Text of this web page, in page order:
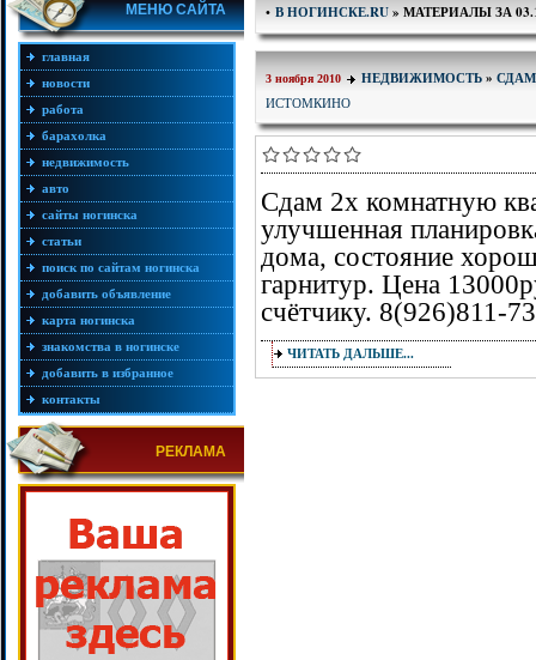
МЕНЮ САЙТА
главная
новости
работа
барахолка
недвижимость
авто
сайты ногинска
статьи
поиск по сайтам ногинска
добавить объявление
карта ногинска
знакомства в ногинске
добавить в избранное
контакты
РЕКЛАМА
• В НОГИНСКЕ.RU» МАТЕРИАЛЫ ЗА
3 ноября 2010 НЕДВИЖИМОСТЬ » СДАМ
ИСТОМКИНО
Сдам 2х комнатную
улучшенная
дома, состояние
гарнитур. Цена
счётчику. 8(926)811-
ЧИТАТЬ ДАЛЬШЕ...